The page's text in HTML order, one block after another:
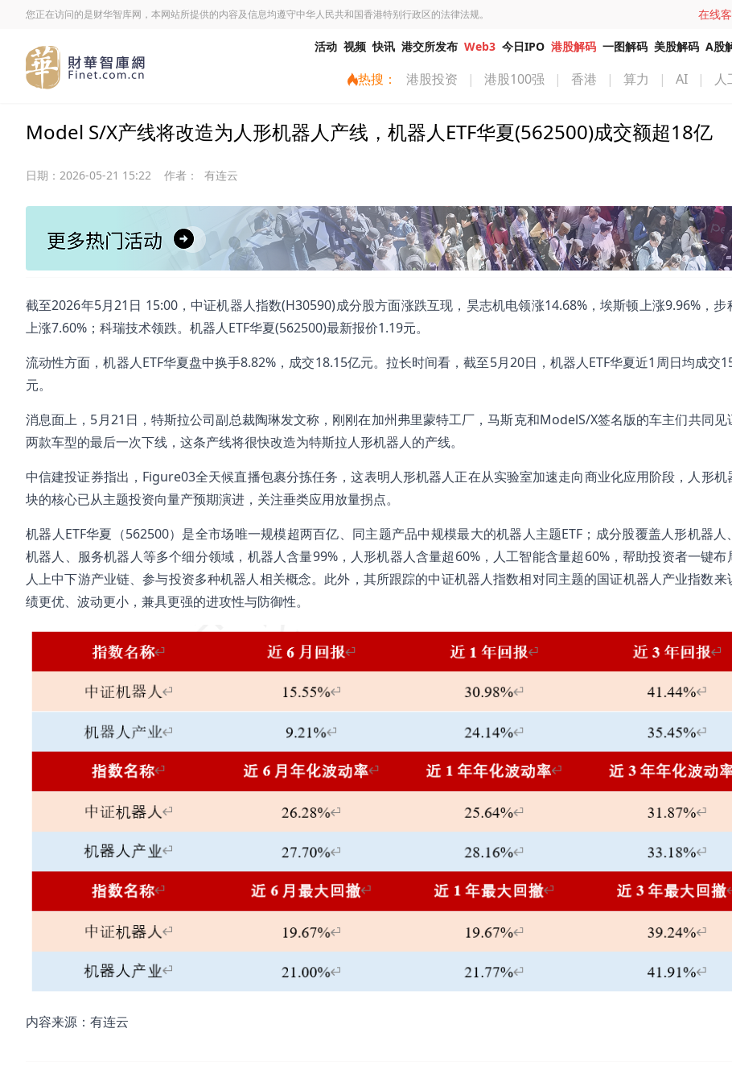
您正在访问的是财华智库网，本网站所提供的内容及信息均遵守中华人民共和国香港特别行政区的法律法规。 在线
活动 视频 快讯 港交所发布 Web3 今日IPO 港股解码 一图解码 美股解码 A股
热搜： 港股投资 | 港股100强 | 香港 | 算力 | AI |
Model S/X产线将改造为人形机器人产线，机器人ETF华夏(562500)成交额超18亿
日期： 2026-05-21 15:22 作者： 有连云
截至2026年5月21日 15:00，中证机器人指数(H30590)成分股方面涨跌互现，昊志机电领涨14.68%，埃斯顿上涨9.96%，步
上涨7.60%；科瑞技术领跌。机器人ETF华夏(562500)最新报价1.19元。
流动性方面，机器人ETF华夏盘中换手8.82%，成交18.15亿元。拉长时间看，截至5月20日，机器人ETF华夏近1周日均成交
元。
消息面上，5月21日，特斯拉公司副总裁陶琳发文称，刚刚在加州弗里蒙特工厂，马斯克和ModelS/X签名版的车主们共同见
两款车型的最后一次下线，这条产线将很快改造为特斯拉人形机器人的产线。
中信建投证券指出，Figure03全天候直播包裹分拣任务，这表明人形机器人正在从实验室加速走向商业化应用阶段，人形机
块的核心已从主题投资向量产预期演进，关注垂类应用放量拐点。
机器人ETF华夏（562500）是全市场唯一规模超两百亿、同主题产品中规模最大的机器人主题ETF；成分股覆盖人形机器人
机器人、服务机器人等多个细分领域，机器人含量99%，人形机器人含量超60%，人工智能含量超60%，帮助投资者一键布
人上中下游产业链、参与投资多种机器人相关概念。此外，其所跟踪的中证机器人指数相对同主题的国证机器人产业指数来
绩更优、波动更小，兼具更强的进攻性与防御性。
内容来源：有连云